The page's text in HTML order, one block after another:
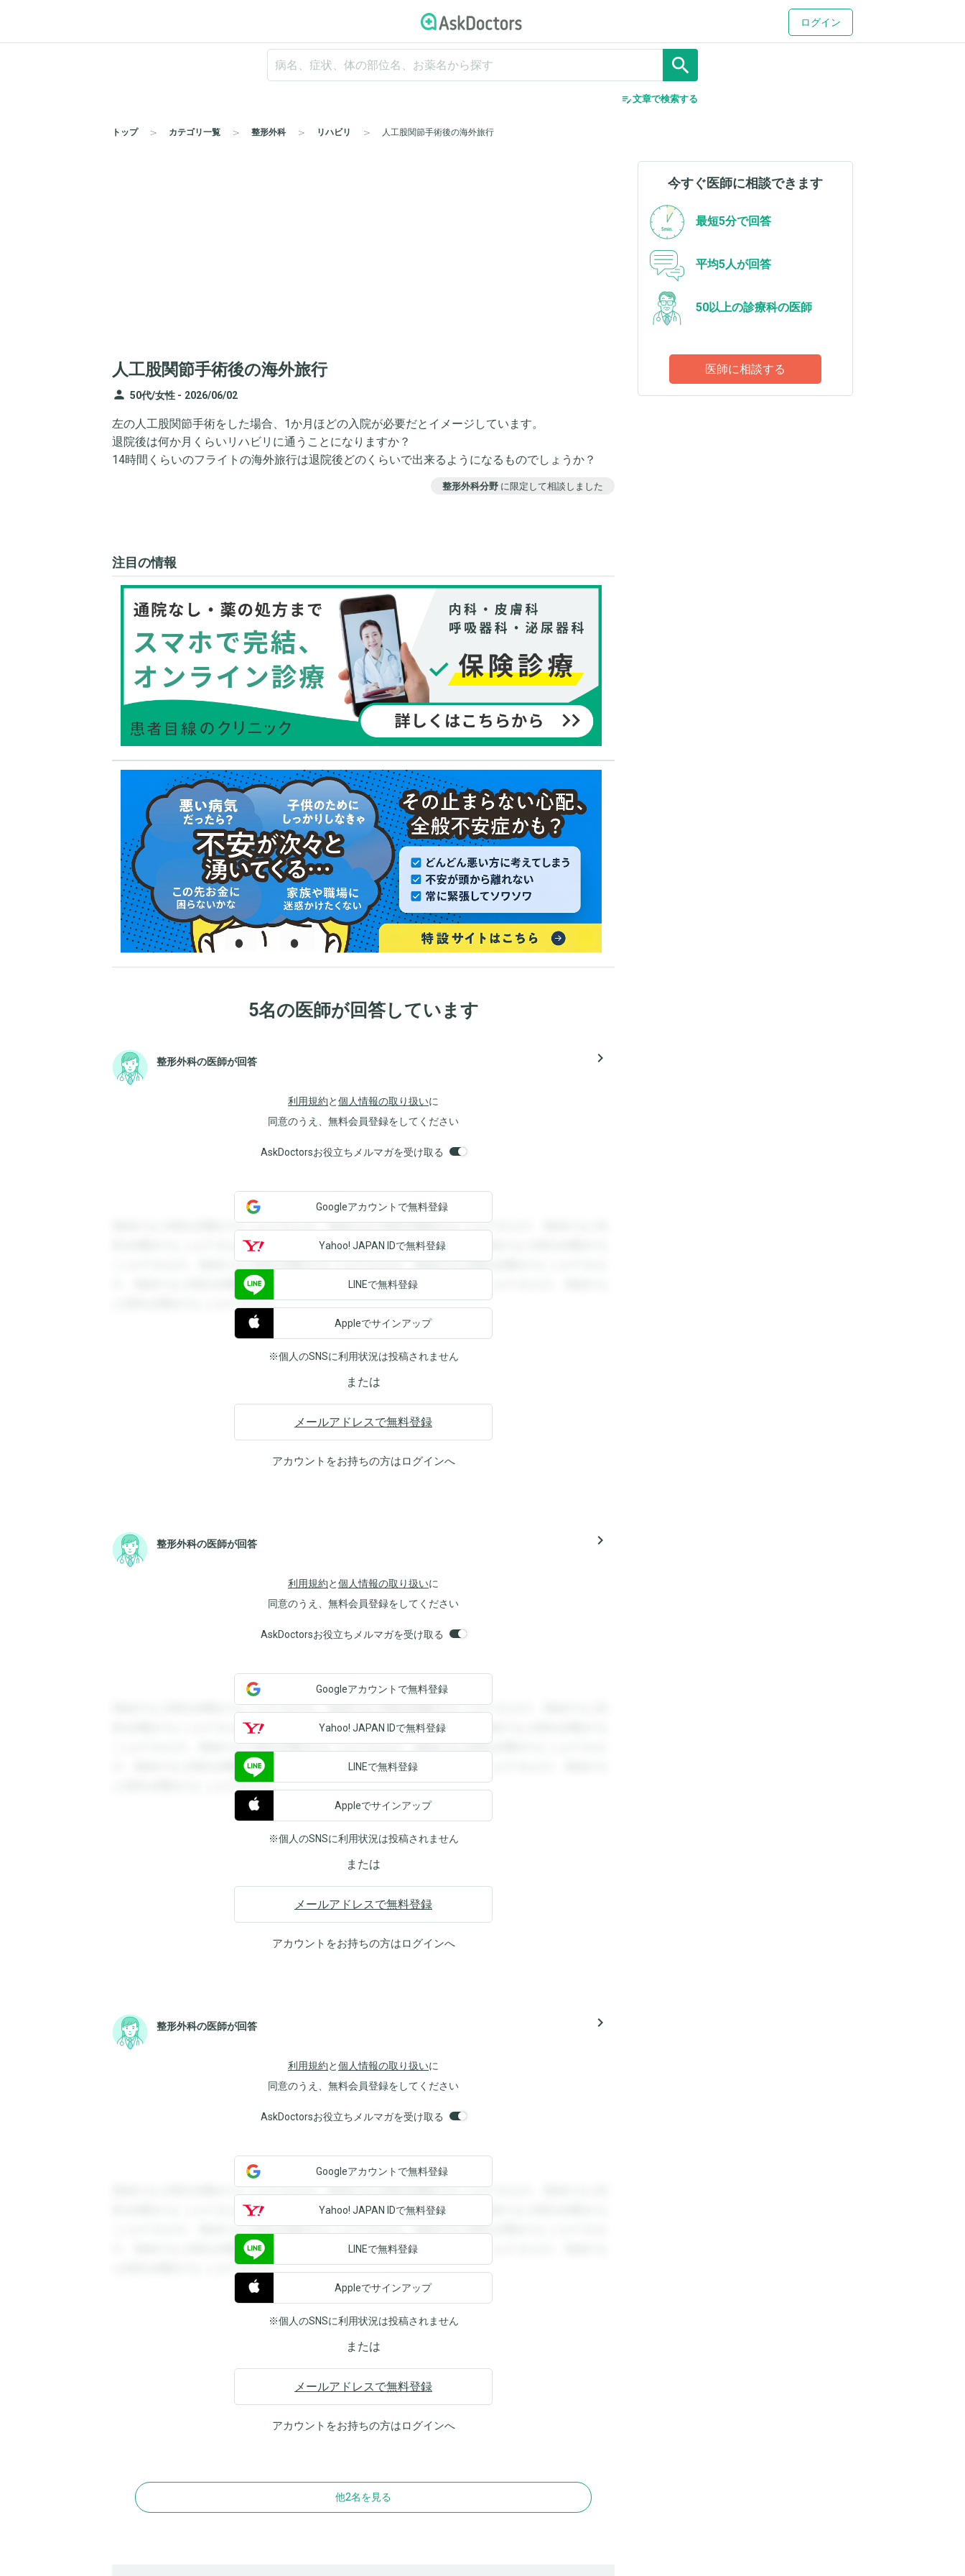
ログイン
search
edit_note文章で検索する
トップ カテゴリ一覧 整形外科 リハビリ 人工股関節手術後の海外旅行
人工股関節手術後の海外旅行
person 50代/女性 - 2026/06/02
左の人工股関節手術をした場合、1か月ほどの入院が必要だとイメージしています。
退院後は何か月くらいリハビリに通うことになりますか？
14時間くらいのフライトの海外旅行は退院後どのくらいで出来るようになるものでしょうか？
整形外科分野 に限定して相談しました
注目の情報
5名の医師が回答しています
整形外科の医師が回答 navigate_next
利用規約と個人情報の取り扱いに
同意のうえ、無料会員登録をしてください
AskDoctorsお役立ちメルマガを受け取る
登録すると回答を閲覧することができます。登録すると回答を閲覧することができます。登録すると回
答を閲覧することができます。登録すると回答を閲覧することができます。登録すると回答を閲覧する
ことができます。登録すると回答を閲覧することができます。登録すると回答を閲覧することができま
す。登録すると回答を閲覧することができます。登録すると回答を閲覧することができます。登録する
と回答を閲覧することができます。
Googleアカウントで無料登録
Yahoo! JAPAN IDで無料登録
LINEで無料登録
Appleでサインアップ
※個人のSNSに利用状況は投稿されません
または
メールアドレスで無料登録
アカウントをお持ちの方はログインへ
整形外科の医師が回答 navigate_next
利用規約と個人情報の取り扱いに
同意のうえ、無料会員登録をしてください
AskDoctorsお役立ちメルマガを受け取る
登録すると回答を閲覧することができます。登録すると回答を閲覧することができます。登録すると回
答を閲覧することができます。登録すると回答を閲覧することができます。登録すると回答を閲覧する
ことができます。登録すると回答を閲覧することができます。登録すると回答を閲覧することができま
す。登録すると回答を閲覧することができます。登録すると回答を閲覧することができます。登録する
と回答を閲覧することができます。
Googleアカウントで無料登録
Yahoo! JAPAN IDで無料登録
LINEで無料登録
Appleでサインアップ
※個人のSNSに利用状況は投稿されません
または
メールアドレスで無料登録
アカウントをお持ちの方はログインへ
整形外科の医師が回答 navigate_next
利用規約と個人情報の取り扱いに
同意のうえ、無料会員登録をしてください
AskDoctorsお役立ちメルマガを受け取る
登録すると回答を閲覧することができます。登録すると回答を閲覧することができます。登録すると回
答を閲覧することができます。登録すると回答を閲覧することができます。登録すると回答を閲覧する
ことができます。登録すると回答を閲覧することができます。登録すると回答を閲覧することができま
す。登録すると回答を閲覧することができます。登録すると回答を閲覧することができます。登録する
と回答を閲覧することができます。
Googleアカウントで無料登録
Yahoo! JAPAN IDで無料登録
LINEで無料登録
Appleでサインアップ
※個人のSNSに利用状況は投稿されません
または
メールアドレスで無料登録
アカウントをお持ちの方はログインへ
他2名を見る
今すぐ医師に相談できます
最短5分で回答
平均5人が回答
50以上の診療科の医師
医師に相談する